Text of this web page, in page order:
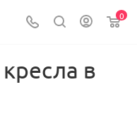
0
в